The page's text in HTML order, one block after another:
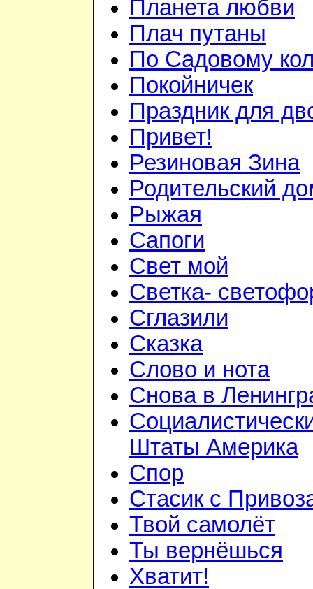
Планета любви
Плач путаны
По Садовому
Покойничек
Праздник для
Привет!
Резиновая Зина
Родительский
Рыжая
Сапоги
Свет мой
Светка-
Сглазили
Сказка
Слово и нота
Снова в
Штаты Америка
Спор
Стасик с
Твой самолёт
Ты вернёшься
Хватит!